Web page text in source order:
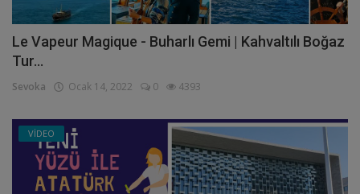
Le Vapeur Magique - Buharlı Gemi | Kahvaltılı Boğaz
Tur...
Sevoka Ocak 14, 2022 0 4393
VİDEO